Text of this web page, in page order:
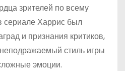
зрителей по всему
сериале Харрис был
и признания критиков,
стиль игры
эмоции.